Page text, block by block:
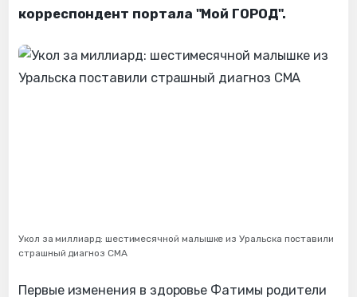
корреспондент портала "Мой ГОРОД".
Укол за миллиард: шестимесячной малышке из Уральска поставили
страшный диагноз СМА
Первые изменения в здоровье Фатимы родители